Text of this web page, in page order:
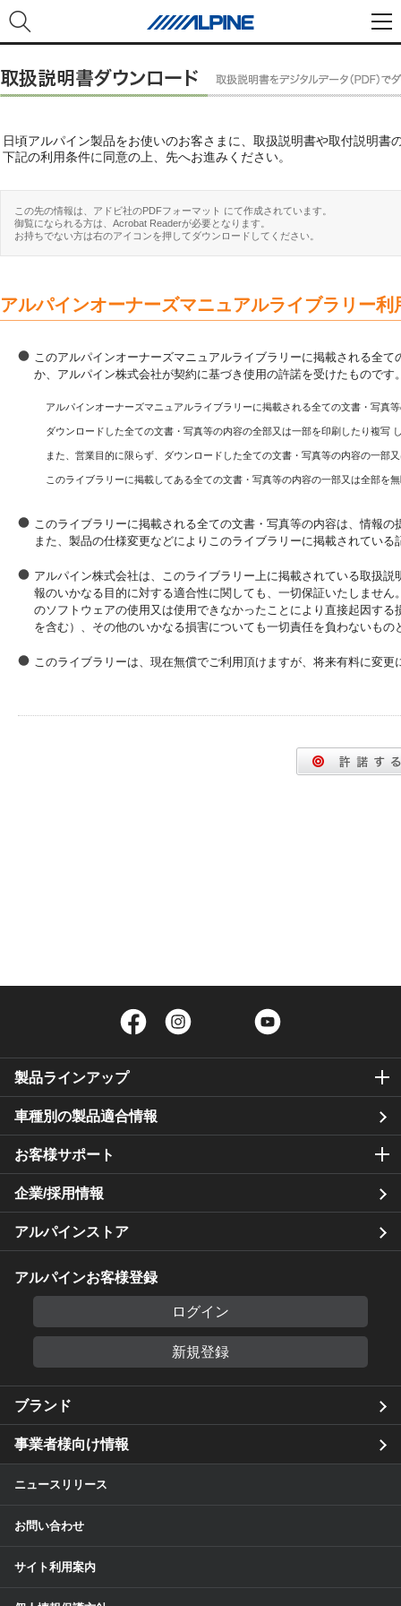
日頃アルパイン製品をお使いのお客さまに、取扱説明書や取付説明書
下記の利用条件に同意の上、先へお進みください。
この先の情報は、アドビ社のPDFフォーマット にて作成されています。
御覧になられる方は、Acrobat Readerが必要となります。
お持ちでない方は右のアイコンを押してダウンロードしてください。
アルパインオーナーズマニュアルライブラリー利
このアルパインオーナーズマニュアルライブラリーに掲載される全
か、アルパイン株式会社が契約に基づき使用の許諾を受けたもので
アルパインオーナーズマニュアルライブラリーに掲載される全ての文書・写真
ダウンロードした全ての文書・写真等の内容の全部又は一部を印刷したり複写
また、営業目的に限らず、ダウンロードした全ての文書・写真等の内容の一
このライブラリーに掲載してある全ての文書・写真等の内容の一部又は全部を
このライブラリーに掲載される全ての文書・写真等の内容は、情報
また、製品の仕様変更などによりこのライブラリーに掲載されてい
アルパイン株式会社は、このライブラリー上に掲載されている取扱
報のいかなる目的に対する適合性に関しても、一切保証いたしませ
のソフトウェアの使用又は使用できなかったことにより直接起因す
を含む）、その他のいかなる損害についても一切責任を負わないもの
このライブラリーは、現在無償でご利用頂けますが、将来有料に変
Facebook Twitter
製品ラインアップ
車種別の製品適合情報
お客様サポート
企業/採用情報
アルパインストア
アルパインお客様登録
ログイン
新規登録
ブランド
事業者様向け情報
ニュースリリース
お問い合わせ
サイト利用案内